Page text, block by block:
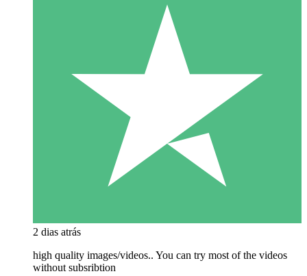
2 dias atrás
high quality images/videos.. You can try most of the videos
without subsribtion